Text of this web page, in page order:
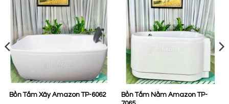
Bồn Tắm Xây Amazon TP-6062
Bồn Tắm Nằm Amazon TP-